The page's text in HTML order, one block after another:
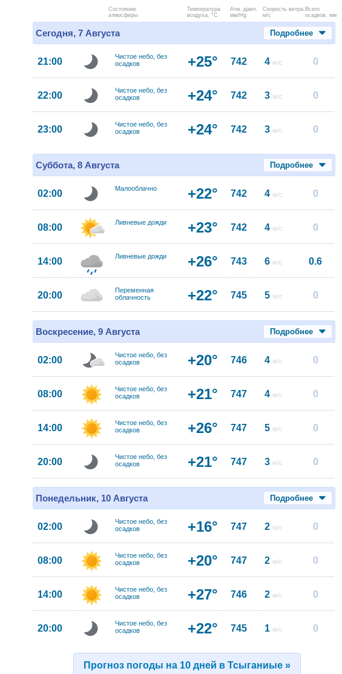
Состояние
атмосферы
Температура
воздуха, °C
Атм. давл.
мм/Hg
Скорость ветра.
м/с
Всего
осадков, мм
Сегодня, 7 Августа Подробнее
21:00
Чистое небо, без
осадков
+25° 742 4 м/с 0
22:00
Чистое небо, без
осадков
+24° 742 3 м/с 0
23:00
Чистое небо, без
осадков
+24° 742 3 м/с 0
Суббота, 8 Августа Подробнее
02:00 Малооблачно +22° 742 4 м/с 0
08:00 Ливневые дожди +23° 742 4 м/с 0
14:00 Ливневые дожди +26° 743 6 м/с 0.6
20:00
Переменная
облачность
+22° 745 5 м/с 0
Воскресение, 9 Августа Подробнее
02:00
Чистое небо, без
осадков
+20° 746 4 м/с 0
08:00
Чистое небо, без
осадков
+21° 747 4 м/с 0
14:00
Чистое небо, без
осадков
+26° 747 5 м/с 0
20:00
Чистое небо, без
осадков
+21° 747 3 м/с 0
Понедельник, 10 Августа Подробнее
02:00
Чистое небо, без
осадков
+16° 747 2 м/с 0
08:00
Чистое небо, без
осадков
+20° 747 2 м/с 0
14:00
Чистое небо, без
осадков
+27° 746 2 м/с 0
20:00
Чистое небо, без
осадков
+22° 745 1 м/с 0
Прогноз погоды на 10 дней в Тсыганиые »